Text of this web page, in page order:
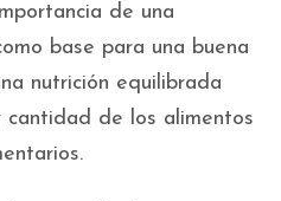
de una
base para una buena
nutrición equilibrada
de los alimentos